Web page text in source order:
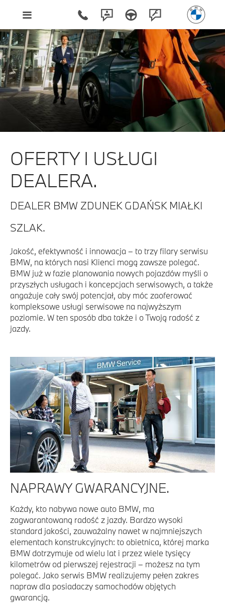
Oferty i Usługi Dealera.
OFERTY I USŁUGI
DEALERA.
DEALER BMW ZDUNEK GDAŃSK MIAŁKI
SZLAK.
Jakość, efektywność i innowacja – to trzy filary serwisu
BMW, na których nasi Klienci mogą zawsze polegać.
BMW już w fazie planowania nowych pojazdów myśli o
przyszłych usługach i koncepcjach serwisowych, a także
angażuje cały swój potencjał, aby móc zaoferować
kompleksowe usługi serwisowe na najwyższym
poziomie. W ten sposób dba także i o Twoją radość z
jazdy.
NAPRAWY GWARANCYJNE.
Każdy, kto nabywa nowe auto BMW, ma
zagwarantowaną radość z jazdy. Bardzo wysoki
standard jakości, zauważalny nawet w najmniejszych
elementach konstrukcyjnych: to obietnica, której marka
BMW dotrzymuje od wielu lat i przez wiele tysięcy
kilometrów od pierwszej rejestracji – możesz na tym
polegać. Jako serwis BMW realizujemy pełen zakres
napraw dla posiadaczy samochodów objętych
gwarancją.